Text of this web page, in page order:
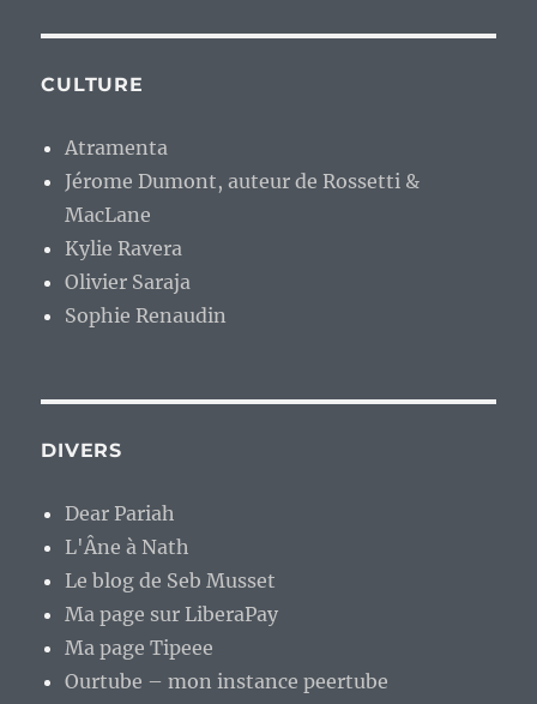
CULTURE
Atramenta
Jérome Dumont, auteur de Rossetti &
MacLane
Kylie Ravera
Olivier Saraja
Sophie Renaudin
DIVERS
Dear Pariah
L'Âne à Nath
Le blog de Seb Musset
Ma page sur LiberaPay
Ma page Tipeee
Ourtube – mon instance peertube